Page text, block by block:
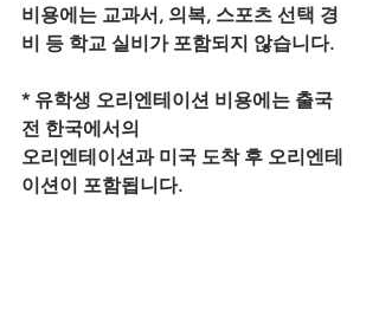
비용에는 교과서, 의복, 스포츠 선택 경
비 등 학교 실비가 포함되지 않습니다.
* 유학생 오리엔테이션 비용에는 출국
전 한국에서의
오리엔테이션과 미국 도착 후 오리엔테
이션이 포함됩니다.